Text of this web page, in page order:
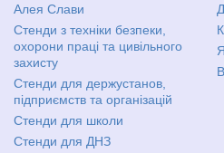
Алея Слави
Стенди з техніки безпеки,
охорони праці та цивільного
захисту
Стенди для держустанов,
підприємств та організацій
Стенди для школи
Стенди для ДНЗ